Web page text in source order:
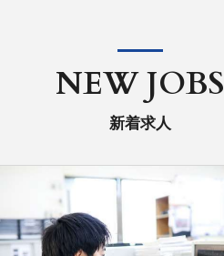
新着求人
NEW JOBS